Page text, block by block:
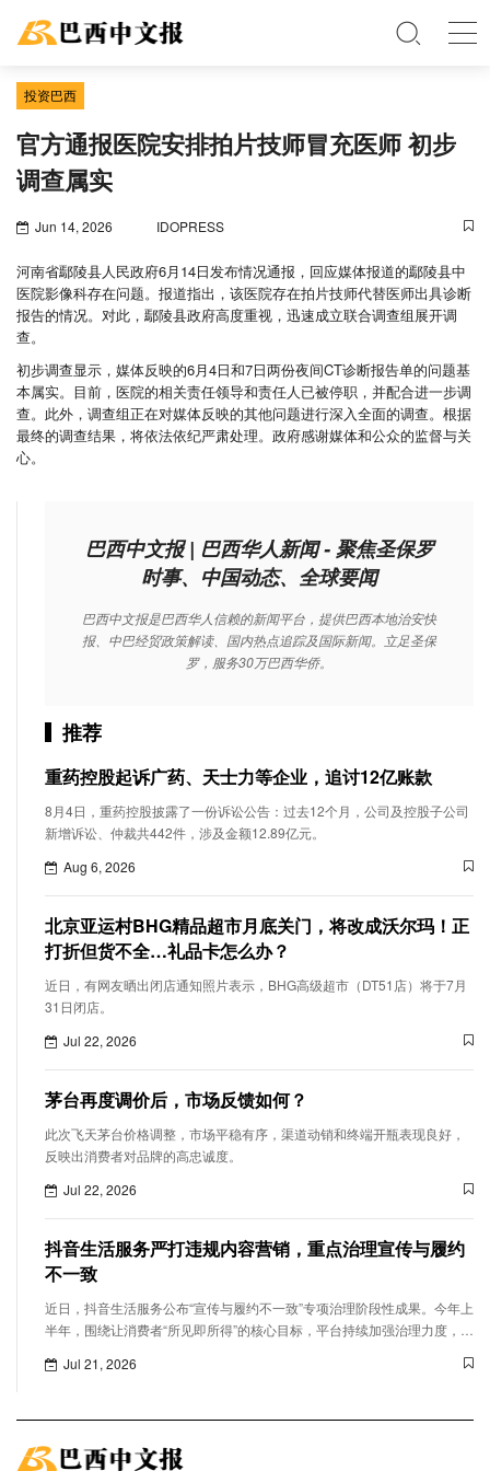
投资巴西
官方通报医院安排拍片技师冒充医师 初步
调查属实
Jun 14, 2026 IDOPRESS
河南省鄢陵县人民政府6月14日发布情况通报，回应媒体报道的鄢陵县中
医院影像科存在问题。报道指出，该医院存在拍片技师代替医师出具诊断
报告的情况。对此，鄢陵县政府高度重视，迅速成立联合调查组展开调
查。
初步调查显示，媒体反映的6月4日和7日两份夜间CT诊断报告单的问题基
本属实。目前，医院的相关责任领导和责任人已被停职，并配合进一步调
查。此外，调查组正在对媒体反映的其他问题进行深入全面的调查。根据
最终的调查结果，将依法依纪严肃处理。政府感谢媒体和公众的监督与关
心。
巴西中文报 | 巴西华人新闻 - 聚焦圣保罗
时事、中国动态、全球要闻
巴西中文报是巴西华人信赖的新闻平台，提供巴西本地治安快
报、中巴经贸政策解读、国内热点追踪及国际新闻。立足圣保
罗，服务30万巴西华侨。
推荐
重药控股起诉广药、天士力等企业，追讨12亿账款
8月4日，重药控股披露了一份诉讼公告：过去12个月，公司及控股子公司
新增诉讼、仲裁共442件，涉及金额12.89亿元。
Aug 6, 2026
北京亚运村BHG精品超市月底关门，将改成沃尔玛！正
打折但货不全…礼品卡怎么办？
近日，有网友晒出闭店通知照片表示，BHG高级超市（DT51店）将于7月
31日闭店。
Jul 22, 2026
茅台再度调价后，市场反馈如何？
此次飞天茅台价格调整，市场平稳有序，渠道动销和终端开瓶表现良好，
反映出消费者对品牌的高忠诚度。
Jul 22, 2026
抖音生活服务严打违规内容营销，重点治理宣传与履约
不一致
近日，抖音生活服务公布“宣传与履约不一致”专项治理阶段性成果。今年上
半年，围绕让消费者“所见即所得”的核心目标，平台持续加强治理力度，累
达人的营销履约行为进一步规范，消费者对宣传与履约不一致的负反馈量
Jul 21, 2026